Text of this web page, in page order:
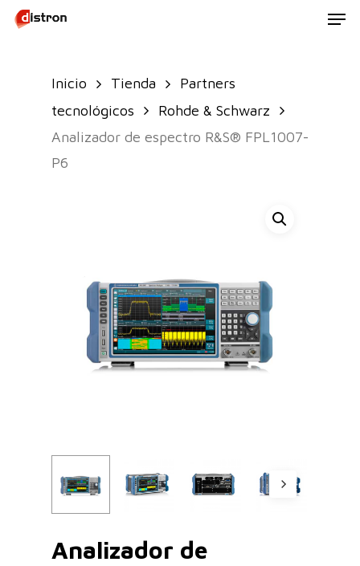
Skip
Inicio Tienda
Partners
tecnológicos
Rohde & Schwarz
Analizador de espectro R&S® FPL1007-
P6
Analizador de